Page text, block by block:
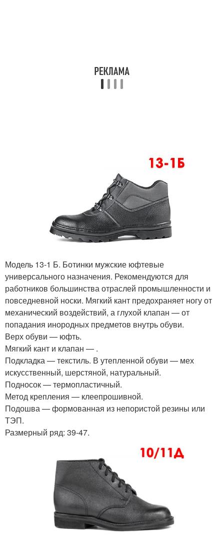
Модель 13-1 Б. Ботинки мужские юфтевые
универсального назначения. Рекомендуются для
работников большинства отраслей промышленности и
повседневной носки. Мягкий кант предохраняет ногу от
механический воздействий, а глухой клапан — от
попадания инородных предметов внутрь обуви.
Верх обуви — юфть.
Мягкий кант и клапан — .
Подкладка — текстиль. В утепленной обуви — мех
искусственный, шерстяной, натуральный.
Подносок — термопластичный.
Метод крепления — клеепрошивной.
Подошва — формованная из непористой резины или
ТЭП.
Размерный ряд: 39-47.